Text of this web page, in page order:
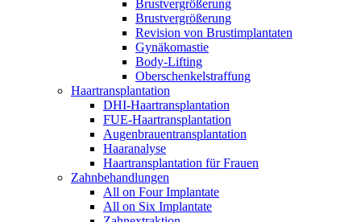
Brustvergrößerung
Brustvergrößerung
Revision von Brustimplantaten
Gynäkomastie
Body-Lifting
Oberschenkelstraffung
Haartransplantation
DHI-Haartransplantation
FUE-Haartransplantation
Augenbrauentransplantation
Haaranalyse
Haartransplantation für Frauen
Zahnbehandlungen
All on Four Implantate
All on Six Implantate